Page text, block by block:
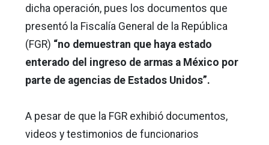
dicha operación, pues los documentos que
presentó la Fiscalía General de la República
(FGR) “no demuestran que haya estado
enterado del ingreso de armas a México por
parte de agencias de Estados Unidos”.
A pesar de que la FGR exhibió documentos,
videos y testimonios de funcionarios